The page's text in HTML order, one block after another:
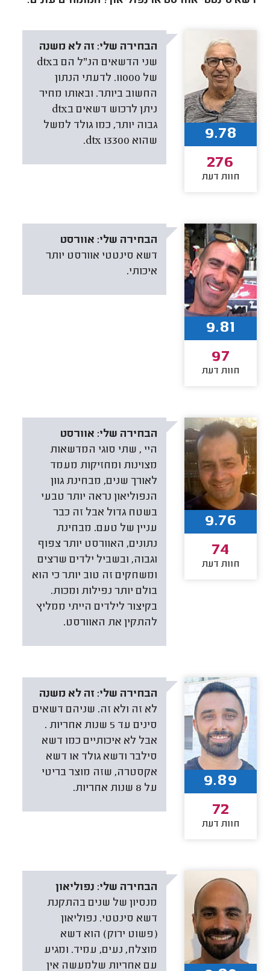
הבחירה שלי: זה לא משנה
שני הדשאים הנ"ל הם בdtx
של 11000. לדעתי הנתון
החשוב ביותר. ובאותו מחיר
ניתן לרכוש דשאים בdtx
גבוה יותר, כמו גולד למשל
שהוא 13300 dtx.
9.78
276
חוות דעת
הבחירה שלי: אוורסט
דשא סינטטי אוורסט יותר
איכותי.
9.81
97
חוות דעת
הבחירה שלי: אוורסט
היי , שתי סוגי המדשאות
מצוינות ומחזיקות מעמד
לאורך שנים, מבחינת גוון
הנפוליאון נראה יותר טבעי
בשטח גדול אבל זה כבר
עניין של טעם. מבחינת
נתונים, האוורסט יותר צפוף
וגבוה, ובשביל ילדים שרצים
ומשחקים זה טוב יותר כי הוא
בולם יותר נפילות ומכות.
בקיצור לילדים הייתי ממליץ
להתקין את האוורסט.
9.76
74
חוות דעת
הבחירה שלי: זה לא משנה
לא זה ולא זה. שניהם דשאים
סינים עד 5 שנות אחריות .
אבל לא איכותיים כמו דשא
סילבר ודשא גולד או דשא
אקסטרה, שזה מוצר בריטי
על 8 שנות אחריות.
9.89
72
חוות דעת
הבחירה שלי: נפוליאון
מנסיון של שנים בהתקנת
דשא סינטטי. נפוליאון
(פשוט ירוק) הוא דשא
מוצלח, נעים, עמיד. ומגיע
עם אחריות שלמעשה אין